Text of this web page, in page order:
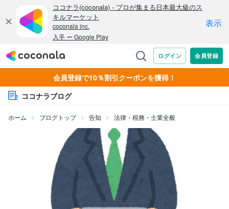
会員登録で10％割引クーポンを獲得！
ココナラブログ
ホーム ブログトップ 告知 法律・税務・士業全般